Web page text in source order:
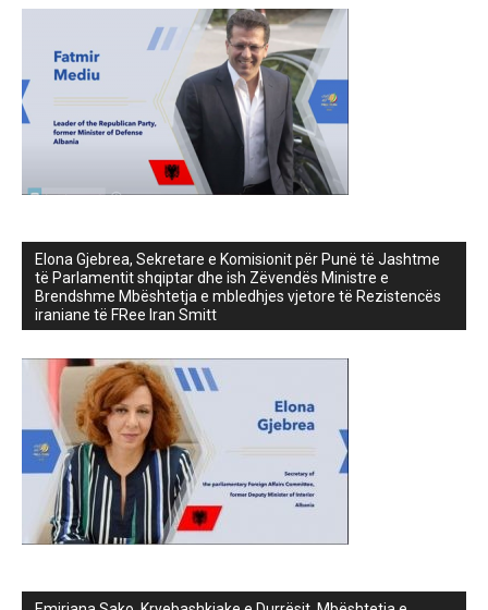
Elona Gjebrea, Sekretare e Komisionit për Punë të Jashtme
të Parlamentit shqiptar dhe ish Zëvendës Ministre e
Brendshme Mbështetja e mbledhjes vjetore të Rezistencës
iraniane të FRee Iran Smitt